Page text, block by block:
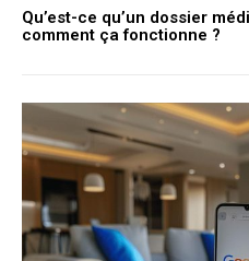
Qu’est-ce qu’un dossier
comment ça fonctionne ?